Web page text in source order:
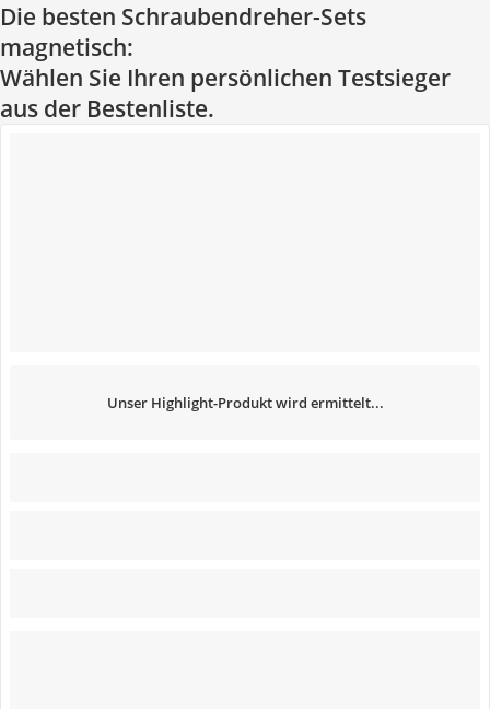
Die besten Schraubendreher-Sets
magnetisch:
Wählen Sie Ihren persönlichen Testsieger
aus der Bestenliste.
Unser Highlight-Produkt wird ermittelt...